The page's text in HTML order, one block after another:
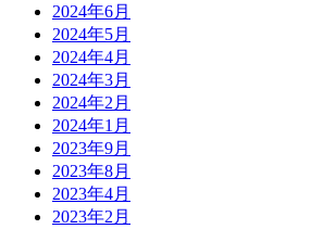
2024年6月
2024年5月
2024年4月
2024年3月
2024年2月
2024年1月
2023年9月
2023年8月
2023年4月
2023年2月